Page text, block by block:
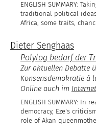
traditional political
Africa, some traits,
Dieter Senghaas
Polylog bedarf der
Zur aktuellen Debatte
Konsensdemokratie à
Online auch im
In
democracy, Eze's
role of Akan